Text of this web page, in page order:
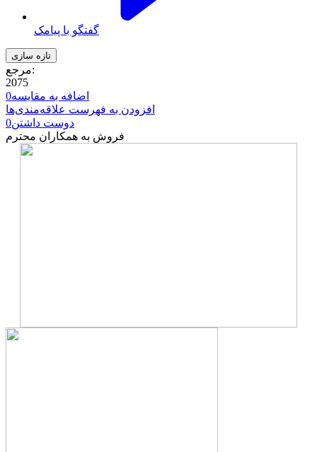
گفتگو با پیامک
مرجع:
2075
اضافه به مقایسه0
افزودن به فهرست علاقه‌مندی‌ها
دوست داشتن0
فروش به همکاران محترم